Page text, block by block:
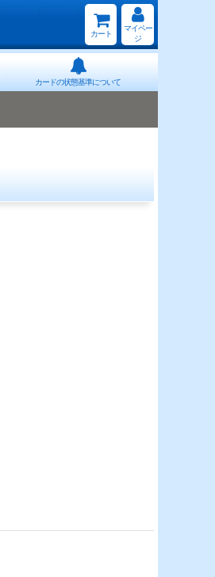
カート
マイペー
ジ
カードの状態基準について